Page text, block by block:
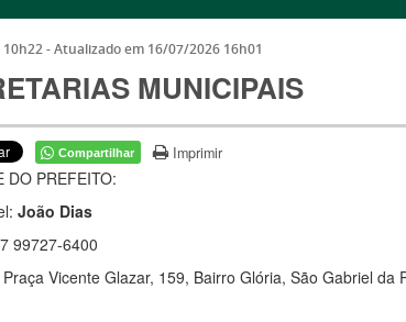
- Atualizado em 16/07/2026 16h01
MUNICIPAIS
Compartilhar Imprimir
DO PREFEITO:
João Dias
99727-6400
Vicente Glazar, 159, Bairro Glória, São Gabriel da